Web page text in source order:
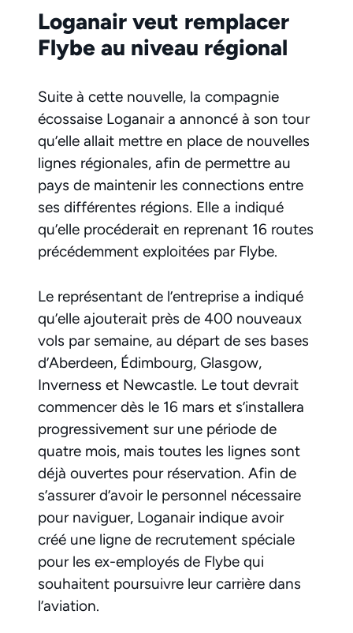
Loganair veut remplacer
Flybe au niveau régional
Suite à cette nouvelle, la compagnie
écossaise Loganair a annoncé à son tour
qu’elle allait mettre en place de nouvelles
lignes régionales, afin de permettre au
pays de maintenir les connections entre
ses différentes régions. Elle a indiqué
qu’elle procéderait en reprenant 16 routes
précédemment exploitées par Flybe.
Le représentant de l’entreprise a indiqué
qu’elle ajouterait près de 400 nouveaux
vols par semaine, au départ de ses bases
d’Aberdeen, Édimbourg, Glasgow,
Inverness et Newcastle. Le tout devrait
commencer dès le 16 mars et s’installera
progressivement sur une période de
quatre mois, mais toutes les lignes sont
déjà ouvertes pour réservation. Afin de
s’assurer d’avoir le personnel nécessaire
pour naviguer, Loganair indique avoir
créé une ligne de recrutement spéciale
pour les ex-employés de Flybe qui
souhaitent poursuivre leur carrière dans
l’aviation.